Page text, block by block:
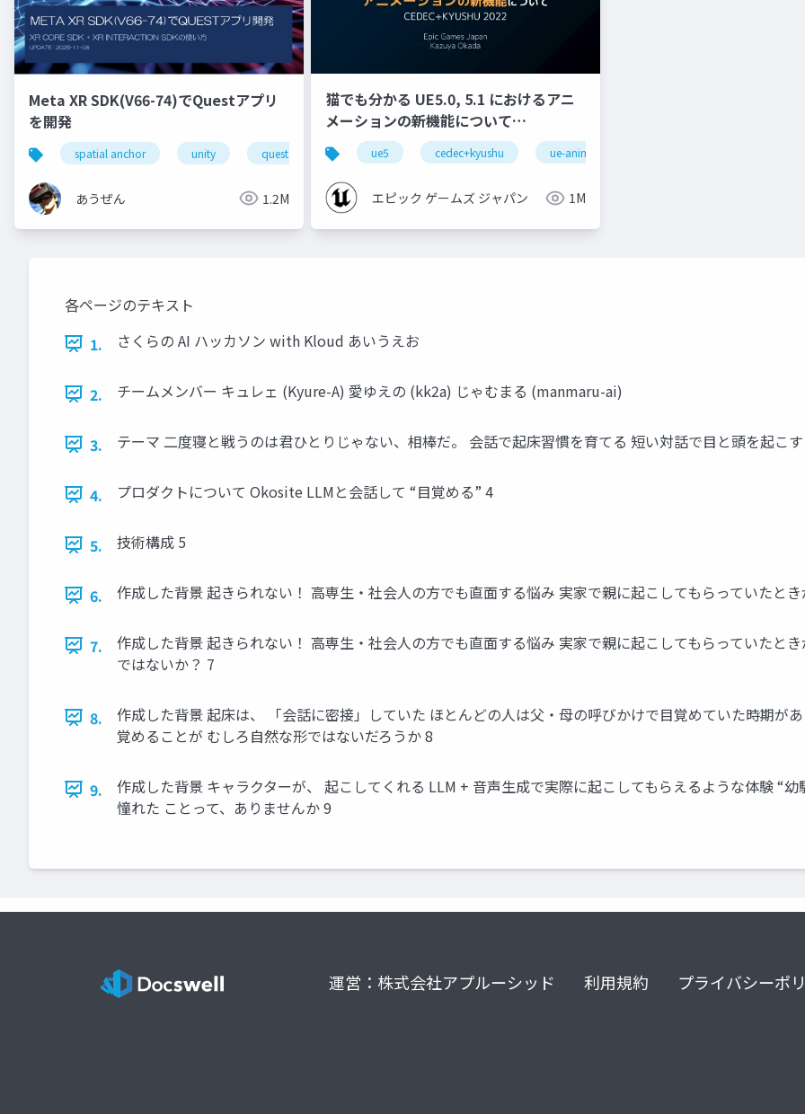
Meta XR SDK(V66-74)でQuestアプリ
を開発
spatial anchor unity quest pro shaperecognizeractivatestate oculus integration
あうぜん 1.2M
猫でも分かる UE5.0, 5.1 におけるアニ
メーションの新機能について
【CEDEC+KYUSHU 2022】
ue5 cedec+kyushu ue-animation
エピック ゲームズ ジャパン 1M
各ページのテキスト
1.
さくらの AI ハッカソン with Kloud あいうえお
2. チームメンバー キュレェ (Kyure-A) 愛ゆえの (kk2a) じゃむまる (manmaru-ai)
3. テーマ 二度寝と戦うのは君ひとりじゃない、相棒だ。 会話で起床習慣を育てる 短い対話で目と頭を起こ
4. プロダクトについて Okosite LLMと会話して “目覚める” 4
5. 技術構成 5
6. 作成した背景 起きられない！ 高専生・社会人の方でも直面する悩み 実家で親に起こしてもらっていたと
7.
作成した背景 起きられない！ 高専生・社会人の方でも直面する悩み 実家で親に起こしてもらっていたと
ではないか？ 7
8.
作成した背景 起床は、 「会話に密接」していた ほとんどの人は父・母の呼びかけで目覚めていた時期が
覚めることが むしろ自然な形ではないだろうか 8
9.
作成した背景 キャラクターが、 起こしてくれる LLM + 音声生成で実際に起こしてもらえるような体験 “
憧れた ことって、ありませんか 9
運営：株式会社アプルーシッド 利用規約 プライバシーポ